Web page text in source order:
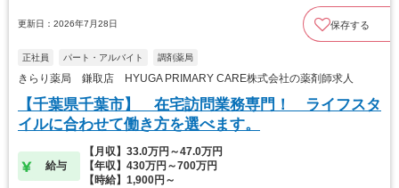
更新日：2026年7月28日 保存する
正社員 パート・アルバイト 調剤薬局
きらり薬局 鎌取店 HYUGA PRIMARY CARE株式会社の薬剤師求人
【千葉県千葉市】 在宅訪問業務専門！ ライフスタ
イルに合わせて働き方を選べます。
給与
【月収】33.0万円～47.0万円
【年収】430万円～700万円
【時給】1,900円～